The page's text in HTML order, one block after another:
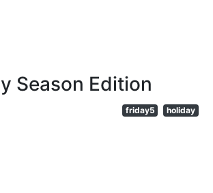
Season Edition
friday5 holiday